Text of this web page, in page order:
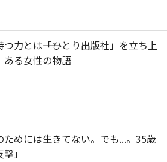
力とは――「ひとり出版社」を立ち上
ある女性の物語
ためには生きてない。でも...。35歳
」